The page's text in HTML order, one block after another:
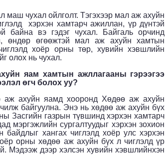
маш чухал ойлголт. Тэгэхээр мал аж ахуйн
хэрхэн хамтарч ажиллан, үр дүнтэй
байна вэ гэдэг чухал. Байгаль орчинд
өндөр өгөөжтэй мал аж ахуйн хамтын
хоёр орны төр, хувийн хэвшлийн
олох нь чухал.
яам хамтын ажллагааны гэрээгээ
өгч болох уу?
аж ахуйн яамд хооронд Хөдөө аж ахуйн
байгуулна. Энэ нь хөдөө аж ахуйн бүх
Засгийн газрын түвшинд хэрхэн хамтарч
мэргэжлийн сургалтуудыг хэрхэн зохион
хангах чиглэлд хоёр улс хэрхэн
орны хөдөө аж ахуйн бүх л чиглэлд үр
Мэдээж дээр хэлсэн хувийн хэвшлийнхэн